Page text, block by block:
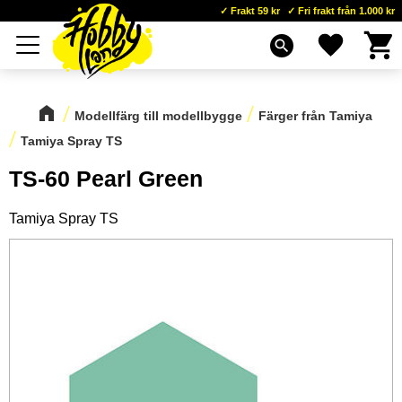
Meny
Frakt 59 kr Fri frakt från 1.000 kr
search Favoriter
Modellfärg till modellbygge
Färger från Tamiya
Tamiya Spray TS
TS-60 Pearl Green
Tamiya Spray TS